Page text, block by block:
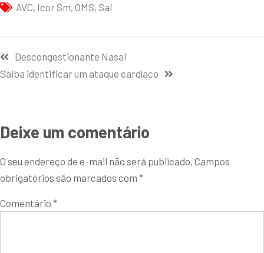
AVC, Icor Sm, OMS, Sal
Descongestionante Nasal
Saiba identificar um ataque cardíaco
Deixe um comentário
O seu endereço de e-mail não será publicado. Campos
obrigatórios são marcados com *
Comentário *